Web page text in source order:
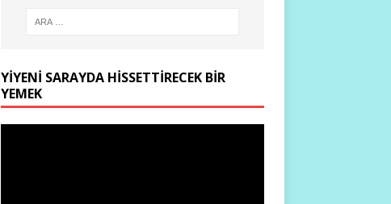
YIYENI SARAYDA HISSETTIRECEK BIR
YEMEK